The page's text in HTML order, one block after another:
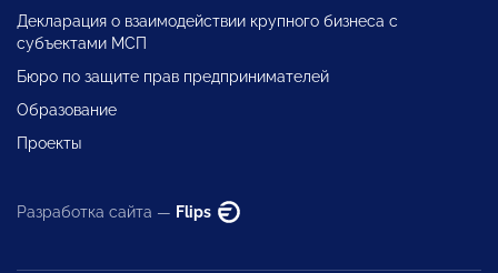
Декларация о взаимодействии крупного бизнеса с
субъектами МСП
Бюро по защите прав предпринимателей
Образование
Проекты
Разработка сайта — Flips